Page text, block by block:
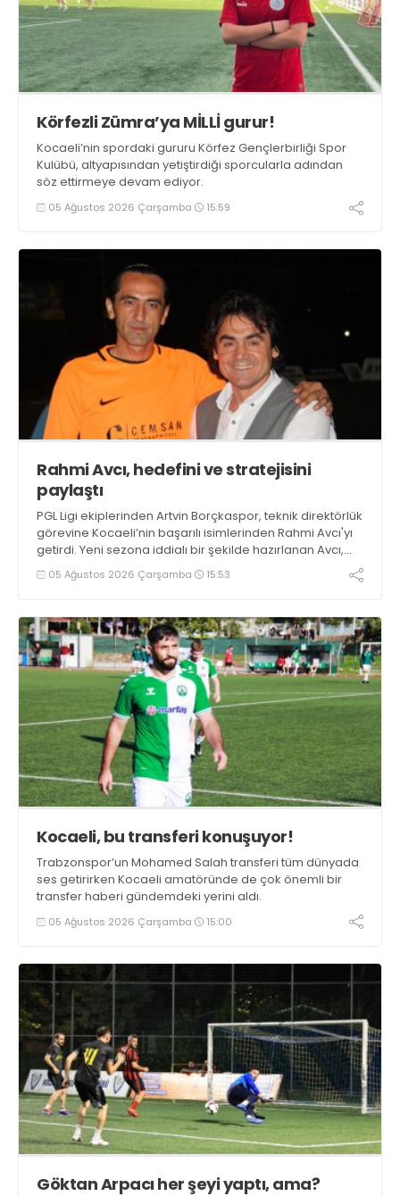
Körfezli Zümra’ya MİLLİ gurur!
Kocaeli’nin spordaki gururu Körfez Gençlerbirliği Spor
Kulübü, altyapısından yetiştirdiği sporcularla adından
söz ettirmeye devam ediyor.
05 Ağustos 2026 Çarşamba 15:59
Rahmi Avcı, hedefini ve stratejisini
paylaştı
PGL Ligi ekiplerinden Artvin Borçkaspor, teknik direktörlük
görevine Kocaeli’nin başarılı isimlerinden Rahmi Avcı'yı
getirdi. Yeni sezona iddialı bir şekilde hazırlanan Avcı,
duygularını aktardı.
05 Ağustos 2026 Çarşamba 15:53
Kocaeli, bu transferi konuşuyor!
Trabzonspor’un Mohamed Salah transferi tüm dünyada
ses getirirken Kocaeli amatöründe de çok önemli bir
transfer haberi gündemdeki yerini aldı.
05 Ağustos 2026 Çarşamba 15:00
Göktan Arpacı her şeyi yaptı, ama?